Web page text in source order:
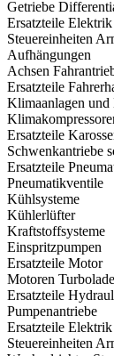
Getriebe
Ersatzteile Elektrik
Steuereinheiten
Aufhängungen
Achsen
Ersatzteile
Klimaanlagen und
Ersatzteile
Schwenkantriebe
Ersatzteile
Pneumatikventile
Kühlsysteme
Kühlerlüfter
Kraftstoffsysteme
Einspritzpumpen
Ersatzteile Motor
Motoren
Ersatzteile
Pumpenantriebe
Ersatzteile Elektrik
Steuereinheiten